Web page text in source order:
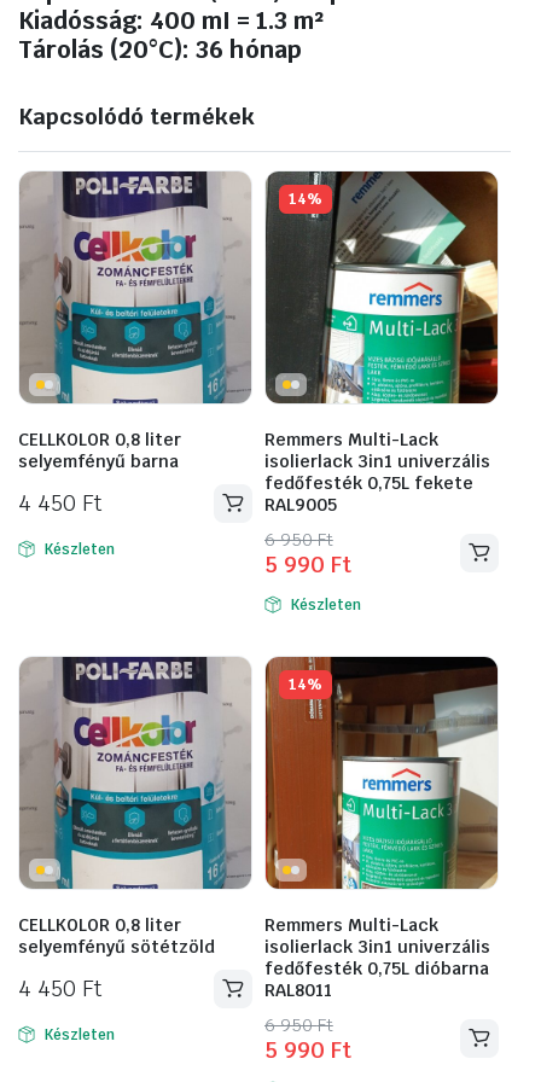
Kiadósság: 400 mI = 1.3 m²
Tárolás (20°C): 36 hónap
Kapcsolódó termékek
CELLKOLOR 0,8 liter
selyemfényű barna
4 450 Ft
Készleten
14%
Remmers Multi-Lack
isolierlack 3in1 univerzális
fedőfesték 0,75L fekete
RAL9005
6 950Ft
Original
price
was:
6
950 Ft.
5 990 Ft
Current
price
is:
5
990 Ft.
Készleten
CELLKOLOR 0,8 liter
selyemfényű sötétzöld
4 450 Ft
Készleten
14%
Remmers Multi-Lack
isolierlack 3in1 univerzális
fedőfesték 0,75L dióbarna
RAL8011
6 950Ft
Original
price
5 990 Ft
Current
price